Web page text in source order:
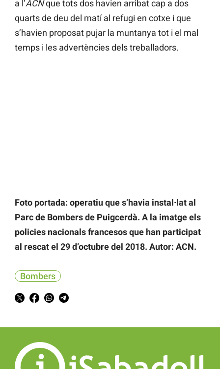
a l’ACNque tots dos havien arribat cap a dos
quarts de deu del matí al refugi en cotxe i que
s’havien proposat pujar la muntanya tot i el mal
temps i les advertències dels treballadors.
Foto portada: operatiu que s’havia instal·lat al
Parc de Bombers de Puigcerdà. A la imatge els
policies nacionals francesos que han participat
al rescat el 29 d’octubre del 2018. Autor: ACN.
Bombers